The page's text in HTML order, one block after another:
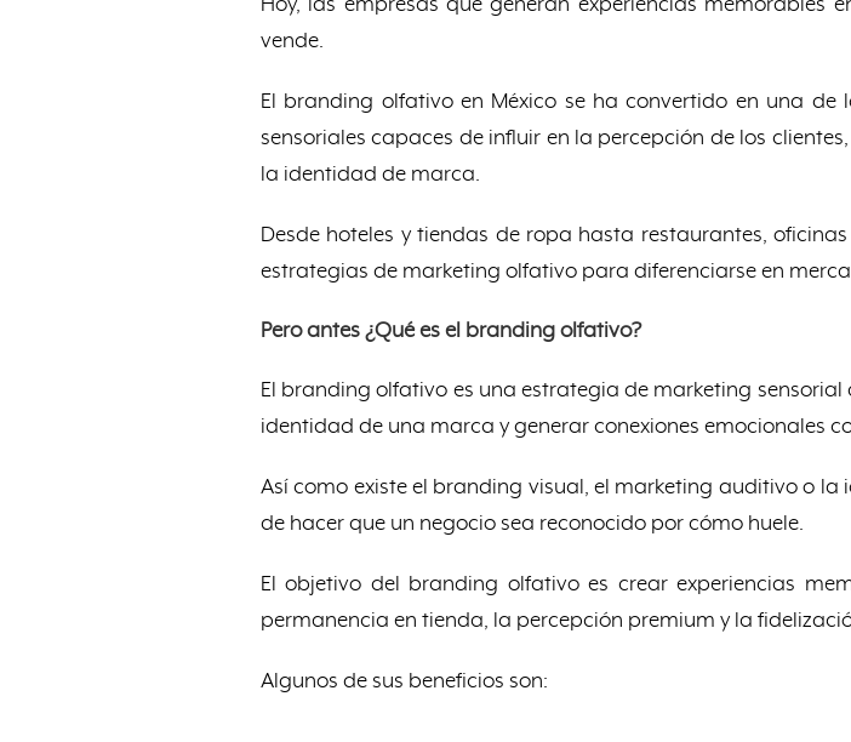
vende.
El branding olfativo en México se ha convertido en una
sensoriales capaces de influir en la percepción de los
la identidad de marca.
Desde hoteles y tiendas de ropa hasta restaurantes,
estrategias de marketing olfativo para diferenciarse en
Pero antes ¿Qué es el branding olfativo?
El branding olfativo es una estrategia de marketing
identidad de una marca y generar conexiones emocionales
Así como existe el branding visual, el marketing auditivo o
de hacer que un negocio sea reconocido por cómo huele.
El objetivo del branding olfativo es crear experiencias
permanencia en tienda, la percepción premium y la
Algunos de sus beneficios son: